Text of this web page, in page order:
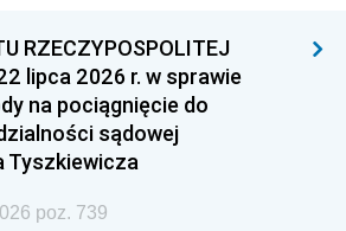
RZECZYPOSPOLITEJ
lipca 2026 r. w sprawie
na pociągnięcie do
sądowej
Tyszkiewicza
poz. 739